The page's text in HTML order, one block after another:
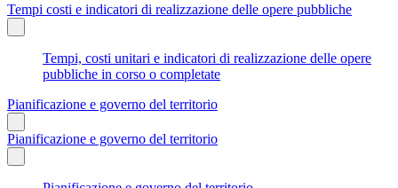
Tempi costi e indicatori di realizzazione delle opere pubbliche
Tempi, costi unitari e indicatori di realizzazione delle opere
pubbliche in corso o completate
Pianificazione e governo del territorio
Pianificazione e governo del territorio